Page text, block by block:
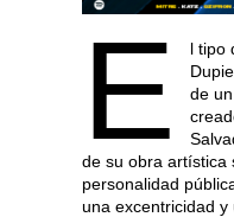
E
l tipo
de
de su obra artística
personalidad
una excentricidad